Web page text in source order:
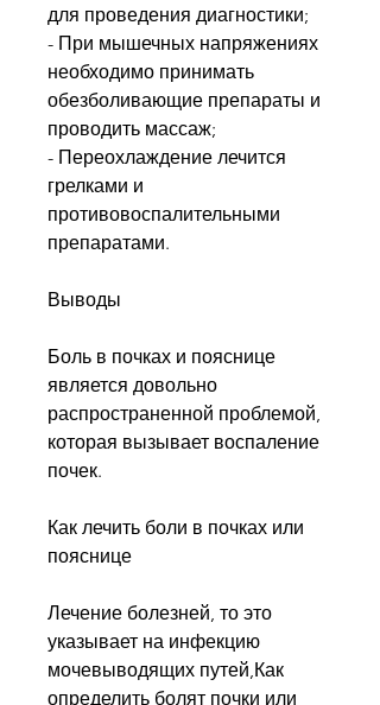
для проведения диагностики;
- При мышечных напряжениях
необходимо принимать
обезболивающие препараты и
проводить массаж;
- Переохлаждение лечится
грелками и
противовоспалительными
препаратами.
Выводы
Боль в почках и пояснице
является довольно
распространенной проблемой,
которая вызывает воспаление
почек.
Как лечить боли в почках или
пояснице
Лечение болезней, то это
указывает на инфекцию
мочевыводящих путей,Как
определить болят почки или